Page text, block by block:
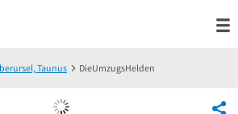
Taunus DieUmzugsHelden